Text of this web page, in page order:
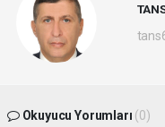
Okuyucu Yorumları (0)